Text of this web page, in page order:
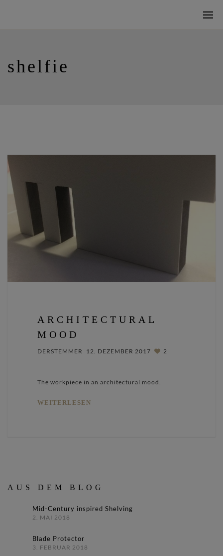
shelfie
ARCHITECTURAL
MOOD
DERSTEMMER 12. DEZEMBER 2017 2
The workpiece in an architectural mood.
WEITERLESEN
AUS DEM BLOG
Mid-Century inspired Shelving
2. MAI 2018
Blade Protector
3. FEBRUAR 2018